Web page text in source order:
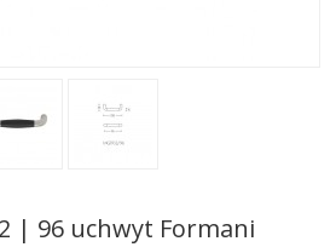
| 96 uchwyt Formani